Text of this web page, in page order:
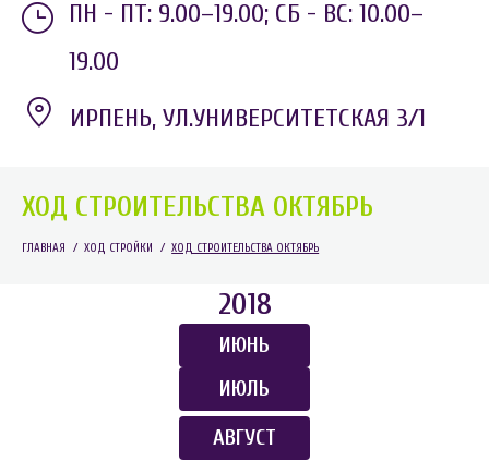
ПН - ПТ: 9.00–19.00; СБ - ВС: 10.00–
19.00
ИРПЕНЬ, УЛ.УНИВЕРСИТЕТСКАЯ 3/1
ХОД СТРОИТЕЛЬСТВА ОКТЯБРЬ
ГЛАВНАЯ / ХОД СТРОЙКИ / ХОД СТРОИТЕЛЬСТВА ОКТЯБРЬ
2018
ИЮНЬ
ИЮЛЬ
АВГУСТ